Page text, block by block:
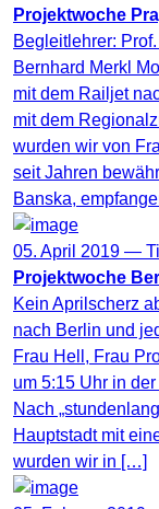
Projektwoche
Begleitlehrer:
Bernhard Merkl
mit dem Railjet
mit dem
wurden wir von
seit Jahren
Banska,
05. April 2019 —
Projektwoche
Kein Aprilscherz
nach Berlin und
Frau Hell, Frau
um 5:15 Uhr in
Nach
Hauptstadt mit
wurden wir in […]